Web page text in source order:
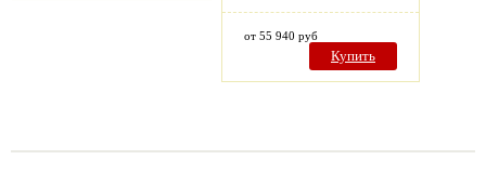
от 55 940 руб
Купить